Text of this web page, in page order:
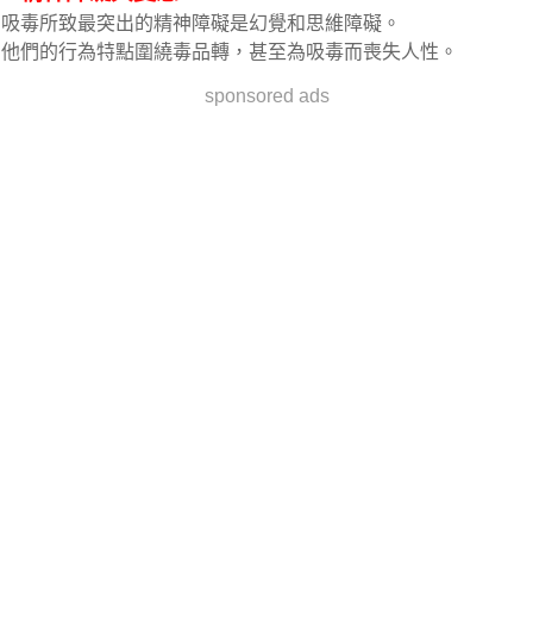
吸毒所致最突出的精神障礙是幻覺和思維障礙。
他們的行為特點圍繞毒品轉，甚至為吸毒而喪失人性。
sponsored ads